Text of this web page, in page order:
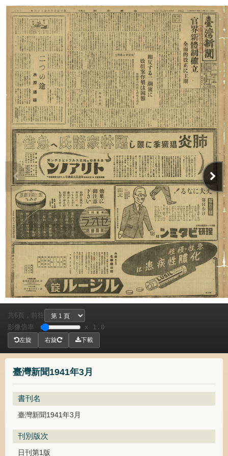
臺灣新聞1941年3月
書刊名
臺灣新聞1941年3月
刊別版次
日刊第1版
共 6頁，
前往
影像倍率
x 1.0
左旋 右旋 下載